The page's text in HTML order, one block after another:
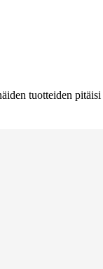
tuotteiden